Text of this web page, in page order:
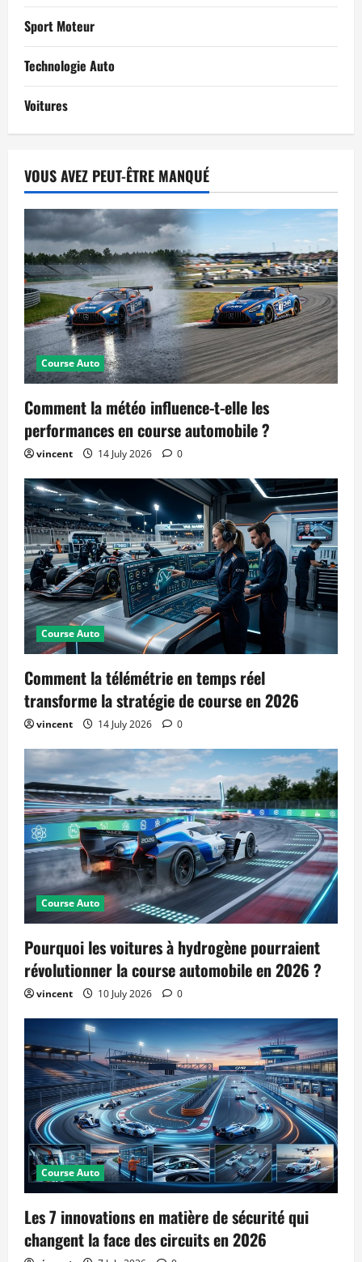
Sport Moteur
Technologie Auto
Voitures
VOUS AVEZ PEUT-ÊTRE MANQUÉ
Course Auto
Comment la météo influence-t-elle les
performances en course automobile ?
vincent 14 July 2026 0
Course Auto
Comment la télémétrie en temps réel
transforme la stratégie de course en 2026
vincent 14 July 2026 0
Course Auto
Pourquoi les voitures à hydrogène pourraient
révolutionner la course automobile en 2026 ?
vincent 10 July 2026 0
Course Auto
Les 7 innovations en matière de sécurité qui
changent la face des circuits en 2026